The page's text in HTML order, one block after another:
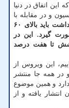
این اتفاق در دنیا
و در مقابله با
طبق نرم سازمان جهانی بهداشت باید بالای ۶۰
گیرد. این در
شش تا هفت درصد
این ویروس از
در همه جا منتشر
و همین موضوع
یافته و از